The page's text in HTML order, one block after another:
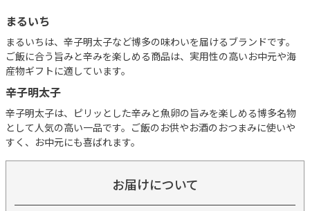
まるいち
まるいちは、辛子明太子など博多の味わいを届けるブランドです。
ご飯に合う旨みと辛みを楽しめる商品は、実用性の高いお中元や海
産物ギフトに適しています。
辛子明太子
辛子明太子は、ピリッとした辛みと魚卵の旨みを楽しめる博多名物
として人気の高い一品です。ご飯のお供やお酒のおつまみに使いや
すく、お中元にも喜ばれます。
お届けについて